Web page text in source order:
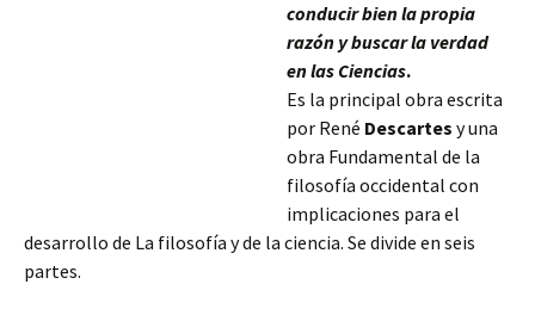
conducir bien la propia
razón y buscar la verdad
en las Ciencias.
Es la principal obra escrita
por René Descartes y una
obra Fundamental de la
filosofía occidental con
implicaciones para el
desarrollo de La filosofía y de la ciencia. Se divide en seis
partes.